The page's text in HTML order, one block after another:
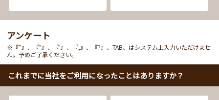
アンケート
※『”』、『"』、『'』、『,』、『?』、TAB、はシステム上入力いただけませ
ん。予めご了承ください。
これまでに当社をご利用になったことはありますか？